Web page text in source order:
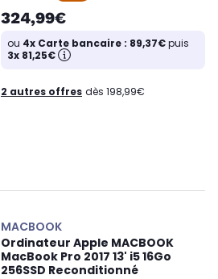
324,99€
ou 4x Carte bancaire : 89,37€puis
3x 81,25€
2 autres offres dès 198,99€
MACBOOK
Ordinateur Apple MACBOOK
MacBook Pro 2017 13' i5 16Go
256SSD Reconditionné